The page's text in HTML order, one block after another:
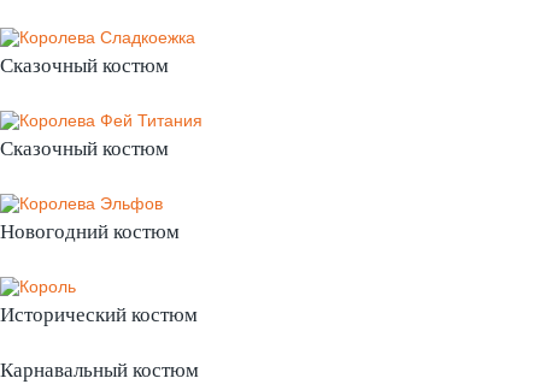
Сказочный костюм
Сказочный костюм
Новогодний костюм
Исторический костюм
Карнавальный костюм